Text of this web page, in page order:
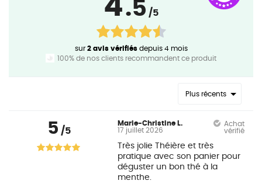
4.5 /5
sur2 avis vérifiés depuis 4 mois
100% de nos clients recommandent ce produit
Plus récents
5 /5
Marie-Christine L.
17 juillet 2026
Achat
vérifié
Très jolie Théière et très
pratique avec son panier pour
déguster un bon thé à la
menthe.